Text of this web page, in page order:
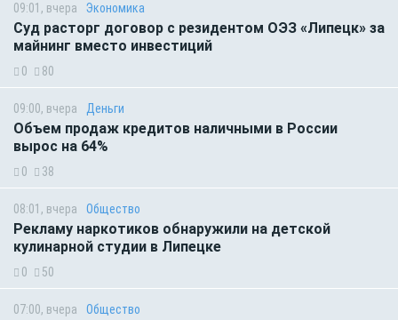
09:01, вчера Экономика
Суд расторг договор с резидентом ОЭЗ «Липецк» за
майнинг вместо инвестиций
0 80
09:00, вчера Деньги
Объем продаж кредитов наличными в России
вырос на 64%
0 38
08:01, вчера Общество
Рекламу наркотиков обнаружили на детской
кулинарной студии в Липецке
0 50
07:00, вчера Общество